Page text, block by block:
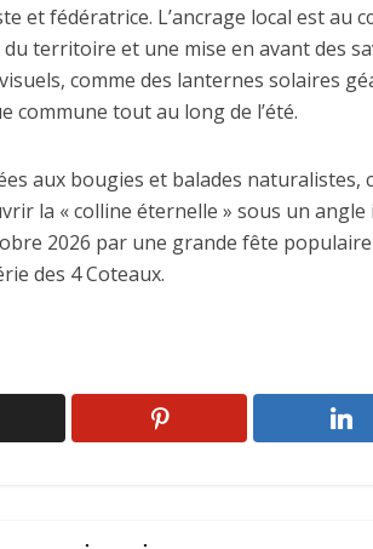
et fédératrice. L’ancrage local est au
du territoire et une mise en avant des
comme des lanternes solaires
commune tout au long de l’été.
aux bougies et balades naturalistes,
la « colline éternelle » sous un angle
2026 par une grande fête populaire
des 4 Coteaux.